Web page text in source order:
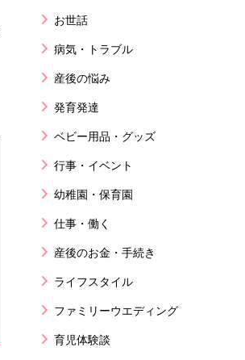
お世話
病気・トラブル
産後の悩み
発育発達
ベビー用品・グッズ
行事・イベント
幼稚園・保育園
仕事・働く
産後のお金・手続き
ライフスタイル
ファミリーウエディング
育児体験談